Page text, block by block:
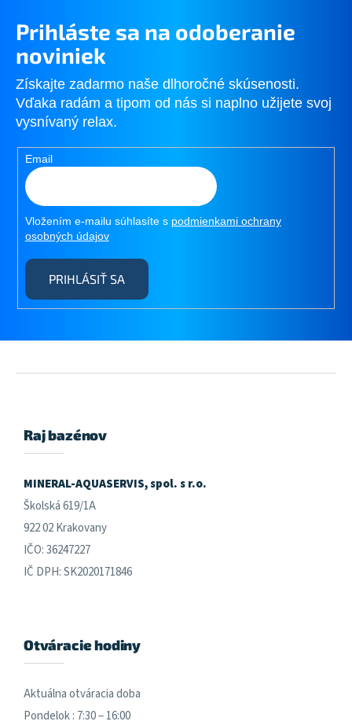
Prihláste sa na odoberanie
noviniek
Získajte zadarmo naše dlhoročné skúsenosti.
Vďaka radám a tipom od nás si naplno užijete svoj
vysnívaný relax.
Email
Vložením e-mailu súhlasíte s podmienkami ochrany
osobných údajov
PRIHLÁSIŤ SA
Raj bazénov
MINERAL-AQUASERVIS, spol. s r.o.
Školská 619/1A
922 02 Krakovany
IČO: 36247227
IČ DPH: SK2020171846
Otváracie hodiny
Aktuálna otváracia doba
Pondelok : 7:30 – 16:00